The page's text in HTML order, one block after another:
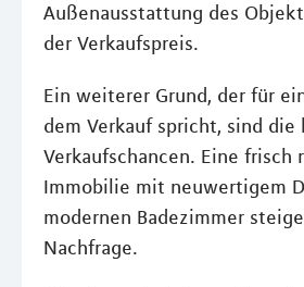
Außenausstattung des
der Verkaufspreis.
Ein weiterer Grund, der für
dem Verkauf spricht, sind die
Verkaufschancen. Eine frisch
Immobilie mit neuwertigem
modernen Badezimmer
Nachfrage.